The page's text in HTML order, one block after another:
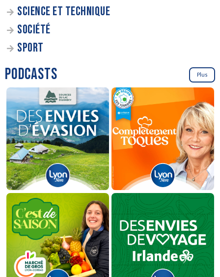
SCIENCE ET TECHNIQUE
SOCIÉTÉ
SPORT
PODCASTS Plus